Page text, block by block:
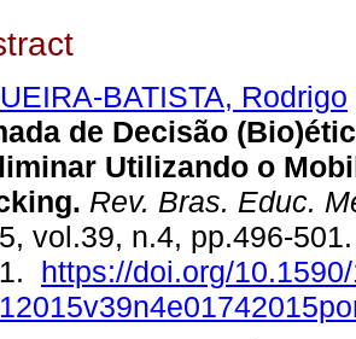
BATISTA, Rodrigo
de Decisão
Utilizando o
Rev. Bras. Educ.
vol.39, n.4, pp.496-
https://doi.org/